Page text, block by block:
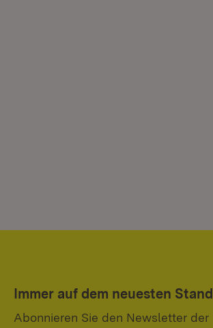
Immer auf dem neuesten Stand
Abonnieren Sie den Newsletter der